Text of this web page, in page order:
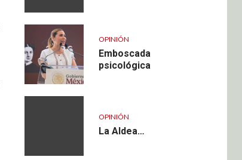
OPINIÓN
Emboscada
psicológica
OPINIÓN
La Aldea…